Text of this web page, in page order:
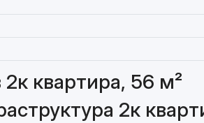
квартира, 56 м²
2к